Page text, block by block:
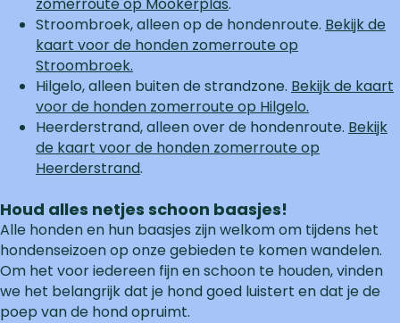
Stroombroek, alleen op de hondenroute. Bekijk de
kaart voor de honden zomerroute op
Stroombroek.
Hilgelo, alleen buiten de strandzone. Bekijk de kaart
voor de honden zomerroute op Hilgelo.
Heerderstrand, alleen over de hondenroute. Bekijk
de kaart voor de honden zomerroute op
Heerderstrand.
Houd alles netjes schoon baasjes!
Alle honden en hun baasjes zijn welkom om tijdens het
hondenseizoen op onze gebieden te komen wandelen.
Om het voor iedereen fijn en schoon te houden, vinden
we het belangrijk dat je hond goed luistert en dat je de
poep van de hond opruimt.